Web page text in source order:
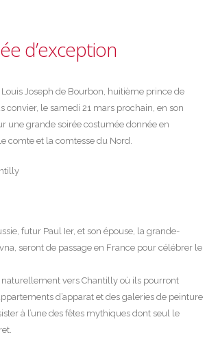
d’exception
Joseph de Bourbon, huitième prince de
convier, le samedi 21 mars prochain, en son
une grande soirée costumée donnée en
comte et la comtesse du Nord.
futur Paul Ier, et son épouse, la grande-
seront de passage en France pour célébrer le
vers Chantilly où ils pourront
d’apparat et des galeries de peinture
à l’une des fêtes mythiques dont seul le